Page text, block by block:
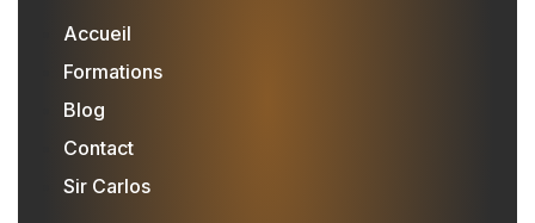
Accueil
Formations
Blog
Contact
Sir Carlos